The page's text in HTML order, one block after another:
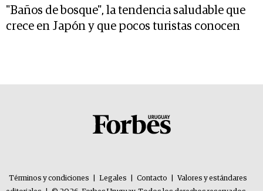
"Baños de bosque", la tendencia saludable que
crece en Japón y que pocos turistas conocen
Términos y condiciones Legales Contacto
Valores y estándares